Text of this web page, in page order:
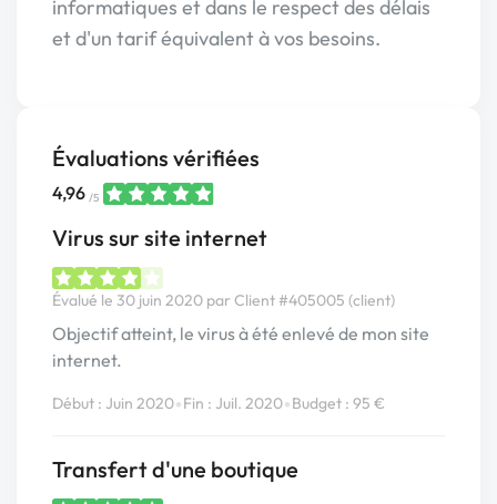
informatiques et dans le respect des délais
et d'un tarif équivalent à vos besoins.
Évaluations vérifiées
4,96 /5
Virus sur site internet
Évalué le 30 juin 2020 par Client #405005 (client)
Objectif atteint, le virus à été enlevé de mon site
internet.
Début : Juin 2020•Fin : Juil. 2020•Budget : 95 €
Transfert d'une boutique